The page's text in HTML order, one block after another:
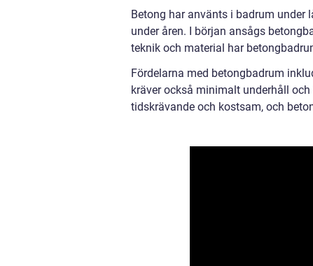
Betong har använts i badrum
under åren. I början ansågs
teknik och material har
Fördelarna med betongbadrum
kräver också minimalt underhåll
tidskrävande och kostsam, och